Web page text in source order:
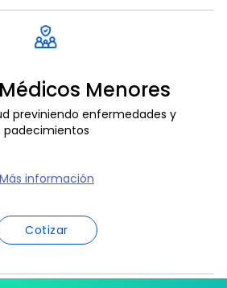
Menores
previniendo enfermedades y
padecimientos
Más información
Cotizar